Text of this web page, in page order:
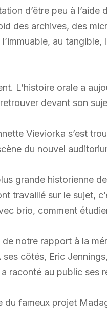
d’être peu à
des archives, des
au
L’histoire orale a
devant son
Vieviorka s’est
du nouvel
grande historienne
travaillé sur le sujet,
brio, comment
notre rapport à la
ses côtés, Eric
raconté au public ses
du fameux projet